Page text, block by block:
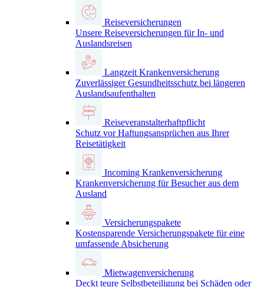
Reiseversicherungen
Unsere Reiseversicherungen für In- und
Auslandsreisen
Langzeit Krankenversicherung
Zuverlässiger Gesundheitsschutz bei längeren
Auslandsaufenthalten
Reiseveranstalterhaftpflicht
Schutz vor Haftungsansprüchen aus Ihrer
Reisetätigkeit
Incoming Krankenversicherung
Krankenversicherung für Besucher aus dem
Ausland
Versicherungspakete
Kostensparende Versicherungspakete für eine
umfassende Absicherung
Mietwagenversicherung
Deckt teure Selbstbeteiligung bei Schäden oder